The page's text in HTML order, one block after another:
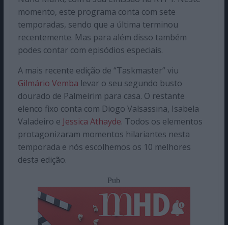
momento, este programa conta com sete
temporadas, sendo que a última terminou
recentemente. Mas para além disso também
podes contar com episódios especiais.
A mais recente edição de “Taskmaster” viu
Gilmário Vemba levar o seu segundo busto
dourado de Palmeirim para casa. O restante
elenco fixo conta com Diogo Valsassina, Isabela
Valadeiro e Jessica Athayde. Todos os elementos
protagonizaram momentos hilariantes nesta
temporada e nós escolhemos os 10 melhores
desta edição.
Pub